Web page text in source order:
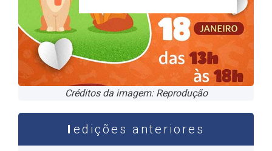
Créditos da imagem: Reprodução
edições anteriores